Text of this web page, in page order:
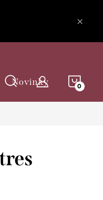
Novinky